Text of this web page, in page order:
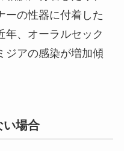
ーの性器に付着した
年、オーラルセック
ジアの感染が増加傾
い場合